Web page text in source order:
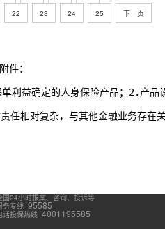
22 23 24 25
下一页
件：
利益确定的人身保险产品；2.产品
任相对复杂，与其他金融业务存在
国24小时报案、咨询、投诉等
务专线 95585
话投保热线 4001195585